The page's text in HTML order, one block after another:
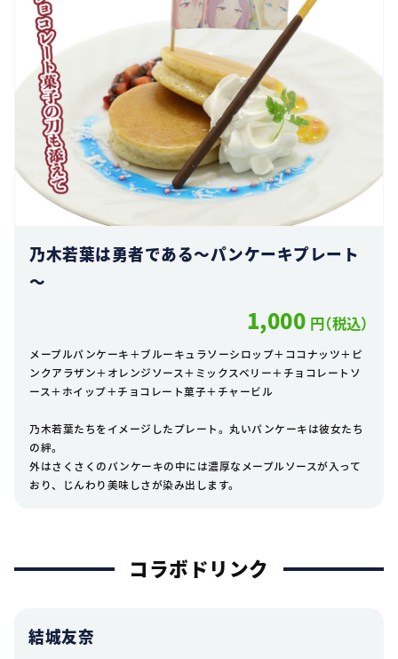
乃木若葉は勇者である～パンケーキプレート
～
1,000 円（税込）
メープルパンケーキ＋ブルーキュラソーシロップ＋ココナッツ＋ピ
ンクアラザン＋オレンジソース＋ミックスベリー＋チョコレートソ
ース＋ホイップ＋チョコレート菓子＋チャービル
乃木若葉たちをイメージしたプレート。丸いパンケーキは彼女たち
の絆。
外はさくさくのパンケーキの中には濃厚なメープルソースが入って
おり、じんわり美味しさが染み出します。
コラボドリンク
結城友奈